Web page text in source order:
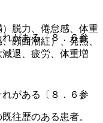
がある〔８．６参
がある〔８．６参
脱力、倦怠感、体重
顔面潮紅）、発熱、
退、疲労、体重増
往歴のある患者。